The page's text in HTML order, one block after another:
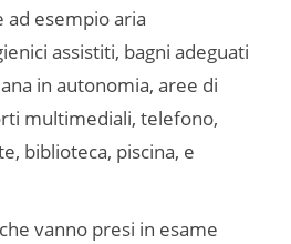
ad esempio aria
assistiti, bagni adeguati
in autonomia, aree di
multimediali, telefono,
biblioteca, piscina, e
vanno presi in esame